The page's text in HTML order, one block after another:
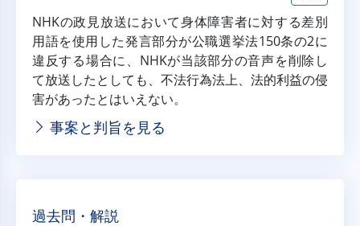
NHKの政見放送において身体障害者に対する差別
用語を使用した発言部分が公職選挙法150条の2に
違反する場合に、NHKが当該部分の音声を削除し
て放送したとしても、不法行為法上、法的利益の侵
害があったとはいえない。
事案と判旨を見る
過去問・解説